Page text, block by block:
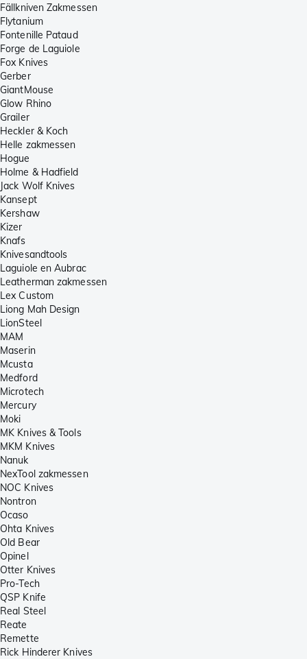
Fällkniven Zakmessen
Flytanium
Fontenille Pataud
Forge de Laguiole
Fox Knives
Gerber
GiantMouse
Glow Rhino
Grailer
Heckler & Koch
Helle zakmessen
Hogue
Holme & Hadfield
Jack Wolf Knives
Kansept
Kershaw
Kizer
Knafs
Knivesandtools
Laguiole en Aubrac
Leatherman zakmessen
Lex Custom
Liong Mah Design
LionSteel
MAM
Maserin
Mcusta
Medford
Microtech
Mercury
Moki
MK Knives & Tools
MKM Knives
Nanuk
NexTool zakmessen
NOC Knives
Nontron
Ocaso
Ohta Knives
Old Bear
Opinel
Otter Knives
Pro-Tech
QSP Knife
Real Steel
Reate
Remette
Rick Hinderer Knives